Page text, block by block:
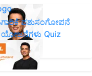
ಪಶುಸಂಗೋಪನೆ
ಯೋಜನೆಗಳು Quiz